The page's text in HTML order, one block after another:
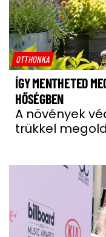
OTTHONKA
ÍGY MENTHETED
HŐSÉGBEN
A növények
trükkel